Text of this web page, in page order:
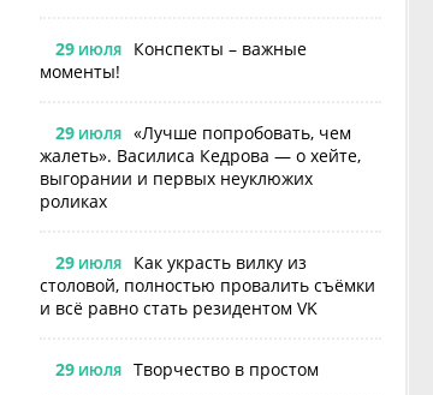
29ИЮЛЯ
Конспекты – важные
моменты!
29ИЮЛЯ
«Лучше попробовать, чем
жалеть». Василиса Кедрова — о хейте,
выгорании и первых неуклюжих
роликах
29ИЮЛЯ
Как украсть вилку из
столовой, полностью провалить съёмки
и всё равно стать резидентом VK
29ИЮЛЯ Творчество в простом